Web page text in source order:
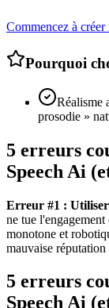
Commencez à créer
Pourquoi
Réalisme
prosodie »
5 erreurs
Speech Ai
Erreur #1 : Utiliser
ne tue
monotone et
mauvaise
5 erreurs
Speech Ai